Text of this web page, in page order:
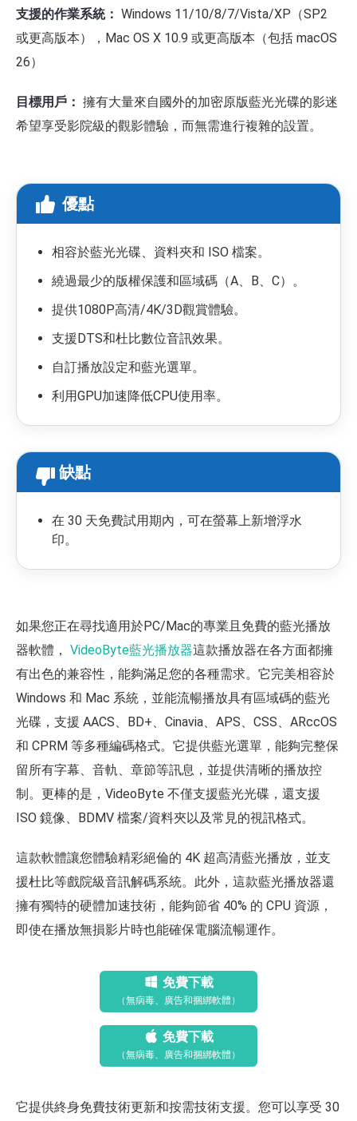
支援的作業系統： Windows 11/10/8/7/Vista/XP（SP2
或更高版本），Mac OS X 10.9 或更高版本（包括 macOS
26）
目標用戶： 擁有大量來自國外的加密原版藍光光碟的影迷
希望享受影院級的觀影體驗，而無需進行複雜的設置。
優點
相容於藍光光碟、資料夾和 ISO 檔案。
繞過最少的版權保護和區域碼（A、B、C）。
提供1080P高清/4K/3D觀賞體驗。
支援DTS和杜比數位音訊效果。
自訂播放設定和藍光選單。
利用GPU加速降低CPU使用率。
缺點
在 30 天免費試用期內，可在螢幕上新增浮水
印。
如果您正在尋找適用於PC/Mac的專業且免費的藍光播放
器軟體， VideoByte藍光播放器這款播放器在各方面都擁
有出色的兼容性，能夠滿足您的各種需求。它完美相容於
Windows 和 Mac 系統，並能流暢播放具有區域碼的藍光
光碟，支援 AACS、BD+、Cinavia、APS、CSS、ARccOS
和 CPRM 等多種編碼格式。它提供藍光選單，能夠完整保
留所有字幕、音軌、章節等訊息，並提供清晰的播放控
制。更棒的是，VideoByte 不僅支援藍光光碟，還支援
ISO 鏡像、BDMV 檔案/資料夾以及常見的視訊格式。
這款軟體讓您體驗精彩絕倫的 4K 超高清藍光播放，並支
援杜比等戲院級音訊解碼系統。此外，這款藍光播放器還
擁有獨特的硬體加速技術，能夠節省 40% 的 CPU 資源，
即使在播放無損影片時也能確保電腦流暢運作。
免費下載
（無病毒、廣告和捆綁軟體）
免費下載
（無病毒、廣告和捆綁軟體）
它提供終身免費技術更新和按需技術支援。您可以享受 30